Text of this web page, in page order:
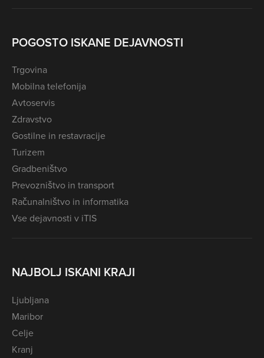
POGOSTO ISKANE DEJAVNOSTI
Trgovina
Mobilna telefonija
Avtoservis
Zdravstvo
Gostilne in restavracije
Turizem
Gradbeništvo
Prevozništvo in transport
Računalništvo in informatika
Vse dejavnosti v iTIS
NAJBOLJ ISKANI KRAJI
Ljubljana
Maribor
Celje
Kranj